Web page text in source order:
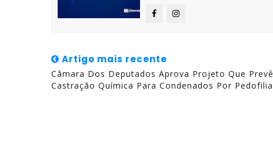
Artigo mais recente
Câmara Dos Deputados Aprova Projeto Que Prevê
Castração Química Para Condenados Por Pedofilia